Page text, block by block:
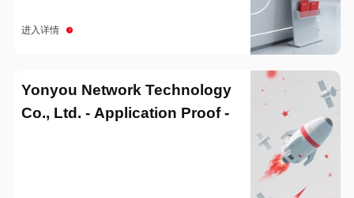
进入详情
Yonyou Network Technology
Co., Ltd. - Application Proof -